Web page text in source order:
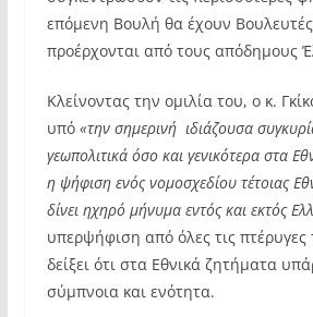
επόμενη Βουλή θα έχουν
προέρχονται από τους απόδημους
Κλείνοντας την ομιλία του, ο κ.
υπό «την σημερινή ιδιάζουσα
γεωπολιτικά όσο και γενικότερα στα
η ψήφιση ενός νομοσχεδίου τέτοιας
δίνει ηχηρό μήνυμα εντός και εκτός
υπερψήφιση από όλες τις
δείξει ότι στα Εθνικά ζητήματα
σύμπνοια και ενότητα.